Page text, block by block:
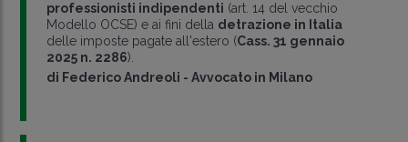
professionisti indipendenti (art. 14 del vecchio
Modello OCSE) e ai fini della detrazione in Italia
delle imposte pagate all'estero (Cass. 31 gennaio
2025 n. 2286).
di Federico Andreoli - Avvocato in Milano